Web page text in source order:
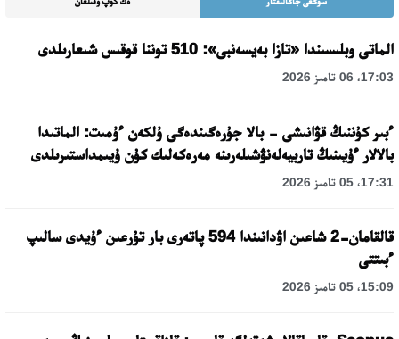
الماتى وبلىسىندا «تازا بەيسەنبى»: 510 توننا قوقىس شىعارىلدى
17:03، 06 تامىز 2026
ءبىر كۇننىڭ قۋانىشى - بالا جۇرەگىندەگى ۇلكەن ءۇمىت: الماتىدا
بالالار ءۇيىنىڭ تاربيەلەنۋشىلەرىنە مەرەكەلىك كۇن ۇيىمداستىرىلدى
17:31، 05 تامىز 2026
قالقامان-2 شاعىن اۋدانىندا 594 پاتەرى بار تۇرعىن ءۇيدى سالىپ
ءبىتتى
15:09، 05 تامىز 2026